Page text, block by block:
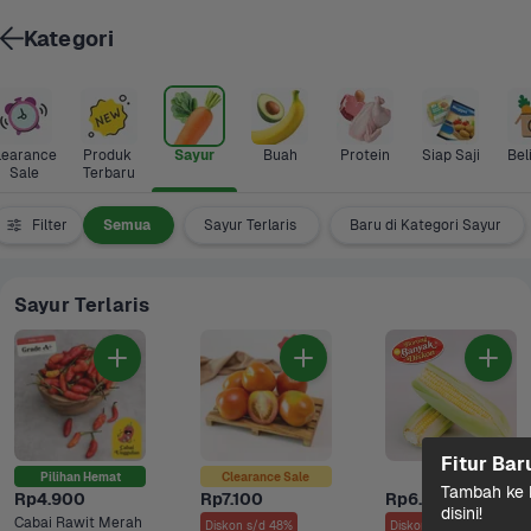
Sale
Produk
Terbaru
Sayur Buah Protein Siap Saji
Filter Semua Sayur Terlaris Baru di Kategori Sayur
Sayur Terlaris
Pilihan Hemat
Rp4.900
Cabai Rawit Merah
Clearance Sale
Rp7.100
Diskon s/d 48%
Rp6.500
Diskon s/d 10%
Kategori
Fitur
Tambah ke
disini!